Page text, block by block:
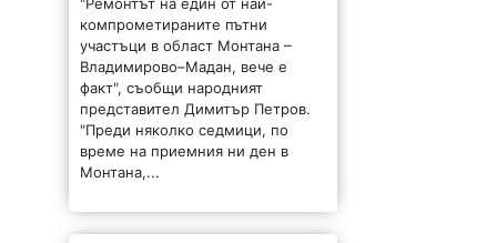
компрометираните пътни
участъци в област Монтана –
Владимирово–Мадан, вече е
факт", съобщи народният
представител Димитър Петров.
"Преди няколко седмици, по
време на приемния ни ден в
Монтана,...